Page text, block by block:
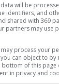
/
will be
identifiers, and
shared with 369
partners may use
process your
can object to
bottom of this
in privacy and